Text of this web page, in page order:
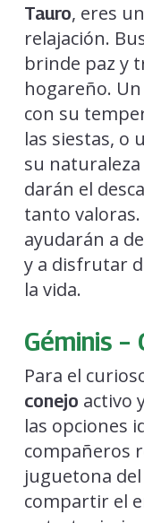
Tauro, eres
relajación.
brinde paz y
hogareño. Un
con su
las siestas, o
su naturaleza
darán el
tanto valoras.
ayudarán a
y a disfrutar
la vida.
Géminis
Para el
conejo activo
las opciones
compañeros
juguetona
compartir el